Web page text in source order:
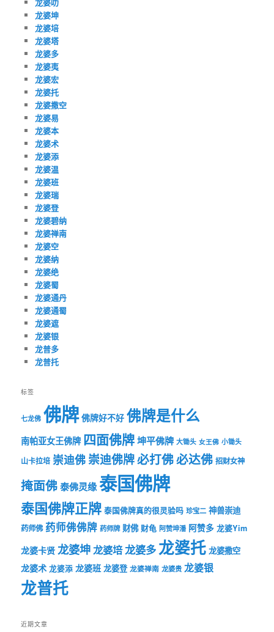
龙婆坤
龙婆培
龙婆塔
龙婆多
龙婆夷
龙婆宏
龙婆托
龙婆撒空
龙婆易
龙婆本
龙婆术
龙婆添
龙婆温
龙婆班
龙婆瑞
龙婆登
龙婆碧纳
龙婆禅南
龙婆空
龙婆纳
龙婆绝
龙婆蜀
龙婆通丹
龙婆通蜀
龙婆遮
龙婆银
龙普多
龙普托
标签
七龙佛 佛牌 佛牌好不好 佛牌是什么
南帕亚女王佛牌 四面佛牌坤平佛牌 大锄头 女王佛 小锄头
山卡拉培 崇迪佛崇迪佛牌必打佛必达佛 招财女神
掩面佛泰佛灵缘泰国佛牌
泰国佛牌正牌 泰国佛牌真的很灵验吗 珍宝二 神兽崇迪
药师佛 药师佛佛牌 药师牌 财佛 财龟 阿赞坤潘 阿赞多 龙婆Yim
龙婆卡贤 龙婆坤龙婆培 龙婆多龙婆托 龙婆撒空
龙婆术 龙婆添 龙婆班 龙婆登 龙婆禅南 龙婆贵 龙婆银
龙普托
近期文章